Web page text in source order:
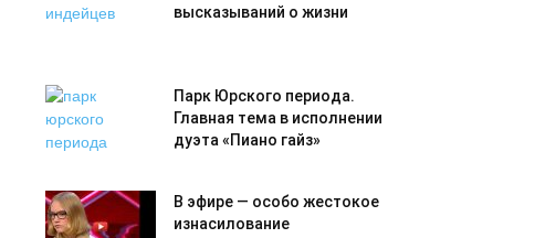
высказываний о жизни
Парк Юрского периода.
Главная тема в исполнении
дуэта «Пиано гайз»
В эфире — особо жестокое
изнасилование